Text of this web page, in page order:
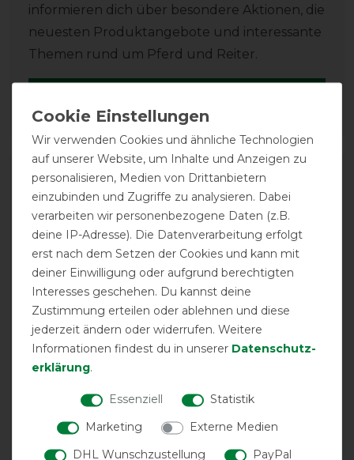
informieren dich über besondere Aktionen, die
neuesten Produktangebote und interessante
Themen rund um Pferd und Reiter.
10€ Gutschein bei Anmeldung
zum WhatsApp-Newsletter!
Du möchtest aktuelle Rabatte und die
neusten Highlights rund um das Thema
Pferdedecken direkt auf dein Handy
Wir verwenden Cookies und ähnliche Technologien
auf unserer Website, um Inhalte und Anzeigen zu
personalisieren, Medien von Drittanbietern
einzubinden und Zugriffe zu analysieren. Dabei
verarbeiten wir personenbezogene Daten (z.B.
deine IP-Adresse). Die Datenverarbeitung erfolgt
erst nach dem Setzen der Cookies und kann mit
deiner Einwilligung oder aufgrund berechtigten
Interesses geschehen. Du kannst deine
Zustimmung erteilen oder ablehnen und diese
jederzeit ändern oder widerrufen. Weitere
Informationen findest du in unserer Daten­schutz­
erklärung.
Essenziell
Statistik
Marketing
Externe Medien
DHL Wunschzustellung
PayPal